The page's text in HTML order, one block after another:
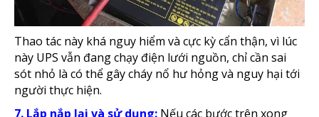
Thao tác này khá nguy hiểm và cực kỳ cẩn thận, vì lúc
này UPS vẫn đang chạy điện lưới nguồn, chỉ cần sai
sót nhỏ là có thể gây cháy nổ hư hỏng và nguy hại tới
người thực hiện.
7. Lắp nắp lại và sử dụng: Nếu các bước trên xong